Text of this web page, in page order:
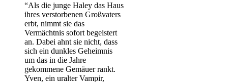
“Als die junge Haley das Haus
ihres verstorbenen Großvaters
erbt, nimmt sie das
Vermächtnis sofort begeistert
an. Dabei ahnt sie nicht, dass
sich ein dunkles Geheimnis
um das in die Jahre
gekommene Gemäuer rankt.
Yven, ein uralter Vampir,